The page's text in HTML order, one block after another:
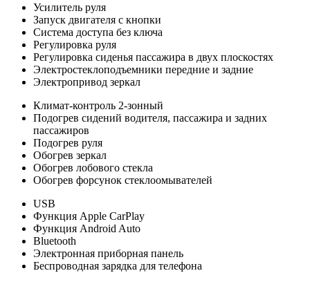
Усилитель руля
Запуск двигателя с кнопки
Система доступа без ключа
Регулировка руля
Регулировка сиденья пассажира в двух плоскостях
Электростеклоподъемники передние и задние
Электропривод зеркал
Климат-контроль 2-зонный
Подогрев сидений водителя, пассажира и задних
пассажиров
Подогрев руля
Обогрев зеркал
Обогрев лобового стекла
Обогрев форсунок стеклоомывателей
USB
Функция Apple CarPlay
Функция Android Auto
Bluetooth
Электронная приборная панель
Беспроводная зарядка для телефона